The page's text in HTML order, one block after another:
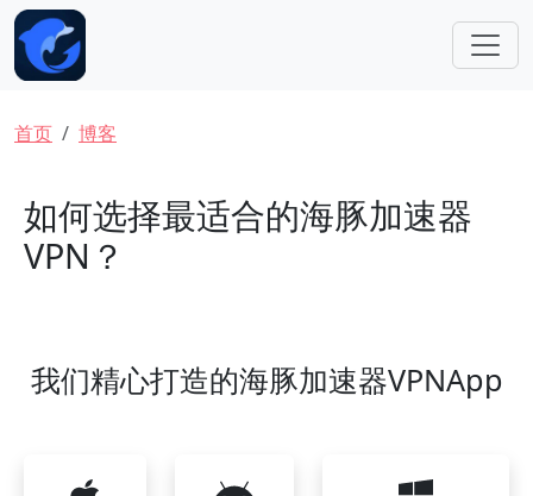
跳转到主要内容
面包屑
首页 博客
如何选择最适合的海豚加速器
VPN？
我们精心打造的海豚加速器VPNApp